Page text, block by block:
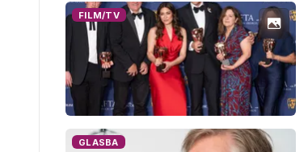
FILM/TV
GLASBA